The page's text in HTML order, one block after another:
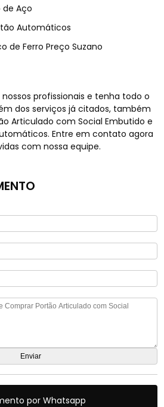
de Aço
Automáticos
de Ferro Preço Suzano
profissionais e tenha todo o
dos serviços já citados, também
Articulado com Social Embutido e
Entre em contato agora
com nossa equipe.
por Whatsapp